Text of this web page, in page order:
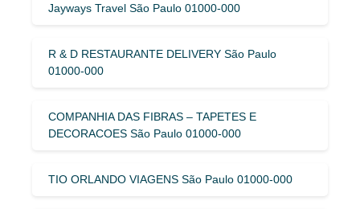
Jayways Travel São Paulo 01000-000
R & D RESTAURANTE DELIVERY São Paulo
01000-000
COMPANHIA DAS FIBRAS – TAPETES E
DECORACOES São Paulo 01000-000
TIO ORLANDO VIAGENS São Paulo 01000-000